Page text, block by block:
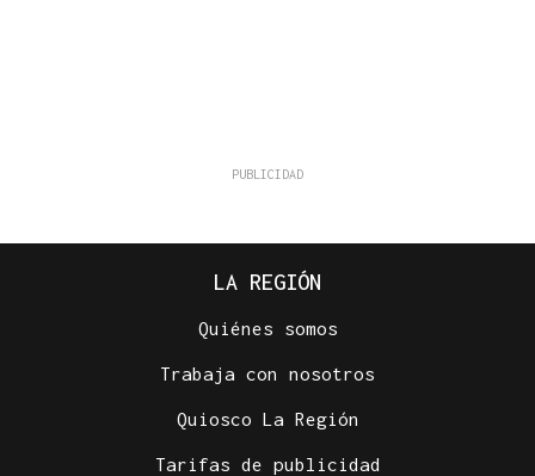
LA REGIÓN
Quiénes somos
Trabaja con nosotros
Quiosco La Región
Tarifas de publicidad